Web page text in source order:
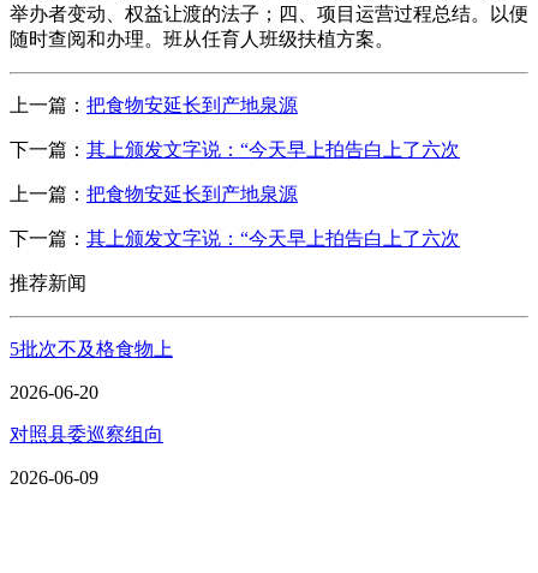
举办者变动、权益让渡的法子；四、项目运营过程总结。以便
随时查阅和办理。班从任育人班级扶植方案。
上一篇： 把食物安延长到产地泉源
下一篇： 其上颁发文字说：“今天早上拍告白上了六次
上一篇： 把食物安延长到产地泉源
下一篇： 其上颁发文字说：“今天早上拍告白上了六次
推荐新闻
5批次不及格食物上
2026-06-20
对照县委巡察组向
2026-06-09